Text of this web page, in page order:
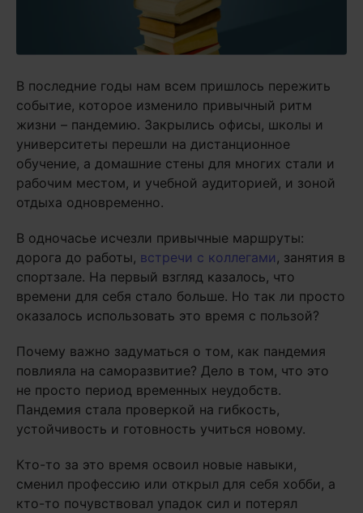
В последние годы нам всем пришлось пережить
событие, которое изменило привычный ритм
жизни – пандемию. Закрылись офисы, школы и
университеты перешли на дистанционное
обучение, а домашние стены для многих стали и
рабочим местом, и учебной аудиторией, и зоной
отдыха одновременно.
В одночасье исчезли привычные маршруты:
дорога до работы, встречи с коллегами , занятия в
спортзале. На первый взгляд казалось, что
времени для себя стало больше. Но так ли просто
оказалось использовать это время с пользой?
Почему важно задуматься о том, как пандемия
повлияла на саморазвитие? Дело в том, что это
не просто период временных неудобств.
Пандемия стала проверкой на гибкость,
устойчивость и готовность учиться новому.
Кто-то за это время освоил новые навыки,
сменил профессию или открыл для себя хобби, а
кто-то почувствовал упадок сил и потерял